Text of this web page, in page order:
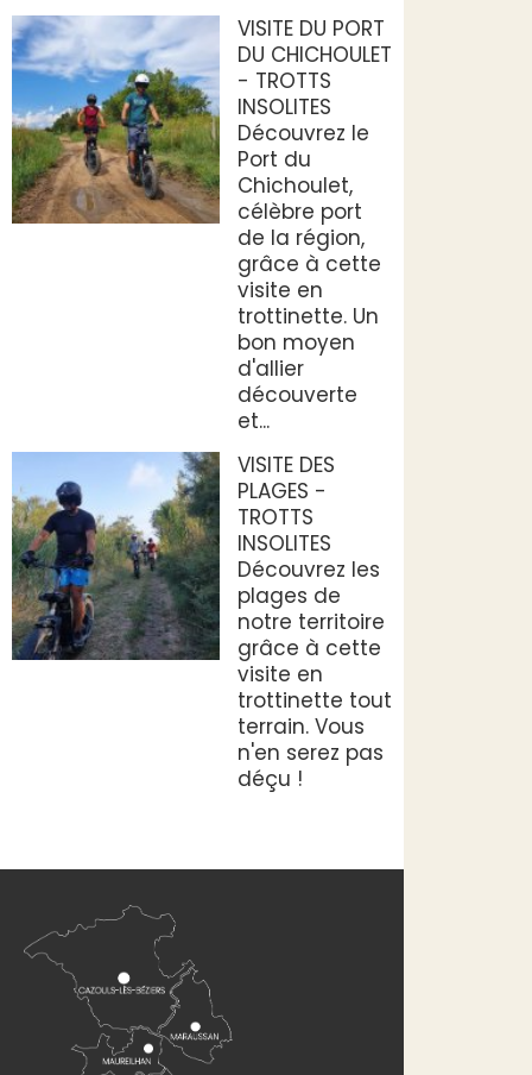
VISITE DU PORT
DU CHICHOULET
- TROTTS
INSOLITES
Découvrez le
Port du
Chichoulet,
célèbre port
de la région,
grâce à cette
visite en
trottinette. Un
bon moyen
d'allier
découverte
et...
VISITE DES
PLAGES -
TROTTS
INSOLITES
Découvrez les
plages de
notre territoire
grâce à cette
visite en
trottinette tout
terrain. Vous
n'en serez pas
déçu !